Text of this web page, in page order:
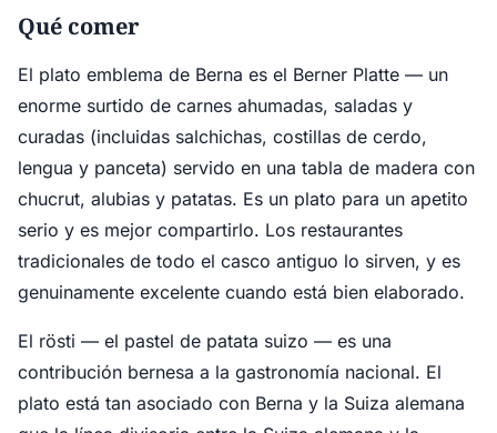
Qué comer
El plato emblema de Berna es el Berner Platte — un
enorme surtido de carnes ahumadas, saladas y
curadas (incluidas salchichas, costillas de cerdo,
lengua y panceta) servido en una tabla de madera con
chucrut, alubias y patatas. Es un plato para un apetito
serio y es mejor compartirlo. Los restaurantes
tradicionales de todo el casco antiguo lo sirven, y es
genuinamente excelente cuando está bien elaborado.
El rösti — el pastel de patata suizo — es una
contribución bernesa a la gastronomía nacional. El
plato está tan asociado con Berna y la Suiza alemana